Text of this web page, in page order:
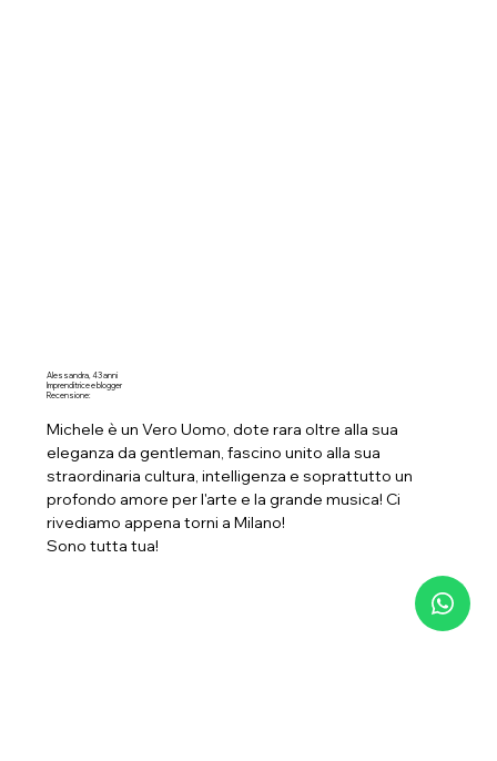
Alessandra, 43 anni
Imprenditrice e blogger
Recensione:
Michele è un Vero Uomo, dote rara oltre alla sua
eleganza da gentleman, fascino unito alla sua
straordinaria cultura, intelligenza e soprattutto un
profondo amore per l'arte e la grande musica! Ci
rivediamo appena torni a Milano!
Sono tutta tua!